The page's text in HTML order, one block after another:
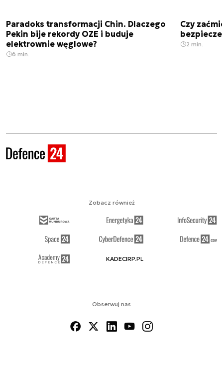
Paradoks transformacji Chin. Dlaczego
Pekin bije rekordy OZE i buduje
elektrownie węglowe?
6 min.
Czy
2 min.
Obserwuj nas
Zobacz również
KADECIRP.PL